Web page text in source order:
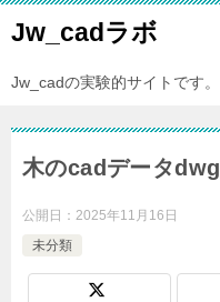
Jw_cadラボ
Jw_cadの実験的サイトです。
木のcadデータdwg
公開日： 2025年11月16日
未分類